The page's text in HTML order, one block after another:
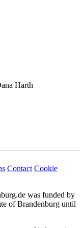
Harth
Contact Cookie
was funded by
of Brandenburg until